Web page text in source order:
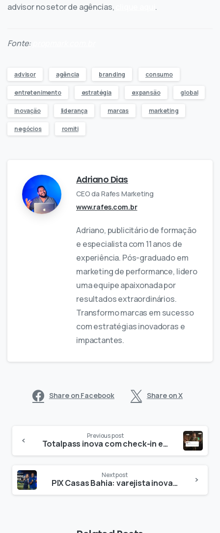
advisor no setor de agências,
.
Fonte:
advisor agência branding consumo
entretenimento estratégia expansão global
inovação liderança marcas marketing
negócios romiti
Adriano Dias
CEO da Rafes Marketing
www.rafes.com.br
Adriano, publicitário de formação
e especialista com 11 anos de
experiência. Pós-graduado em
marketing de performance, lidero
uma equipe apaixonada por
resultados extraordinários.
Transformo marcas em sucesso
com estratégias inovadoras e
impactantes.
Share on Facebook Share on X
Previous post
Totalpass inova com check-in extra e campanha coloca usuária no centro da estratégia
Next post
PIX Casas Bahia: varejista inova com prêmios a cada vitória do Brasil em torneio de futebol